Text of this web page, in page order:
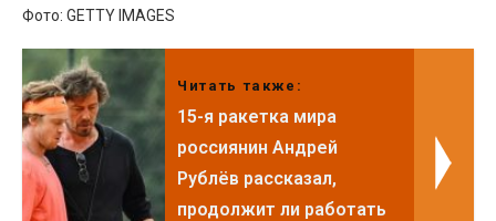
Фото: GETTY IMAGES
Читать также:
15-я ракетка мира
россиянин Андрей
Рублёв рассказал,
продолжит ли работать